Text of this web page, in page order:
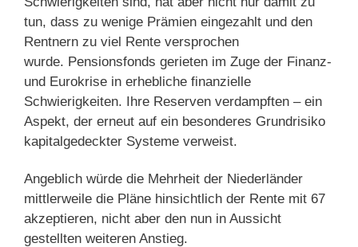
tun, dass zu wenige Prämien eingezahlt und den
Rentnern zu viel Rente versprochen
wurde. Pensionsfonds gerieten im Zuge der Finanz-
und Eurokrise in erhebliche finanzielle
Schwierigkeiten. Ihre Reserven verdampften – ein
Aspekt, der erneut auf ein besonderes Grundrisiko
kapitalgedeckter Systeme verweist.
Angeblich würde die Mehrheit der Niederländer
mittlerweile die Pläne hinsichtlich der Rente mit 67
akzeptieren, nicht aber den nun in Aussicht
gestellten weiteren Anstieg.